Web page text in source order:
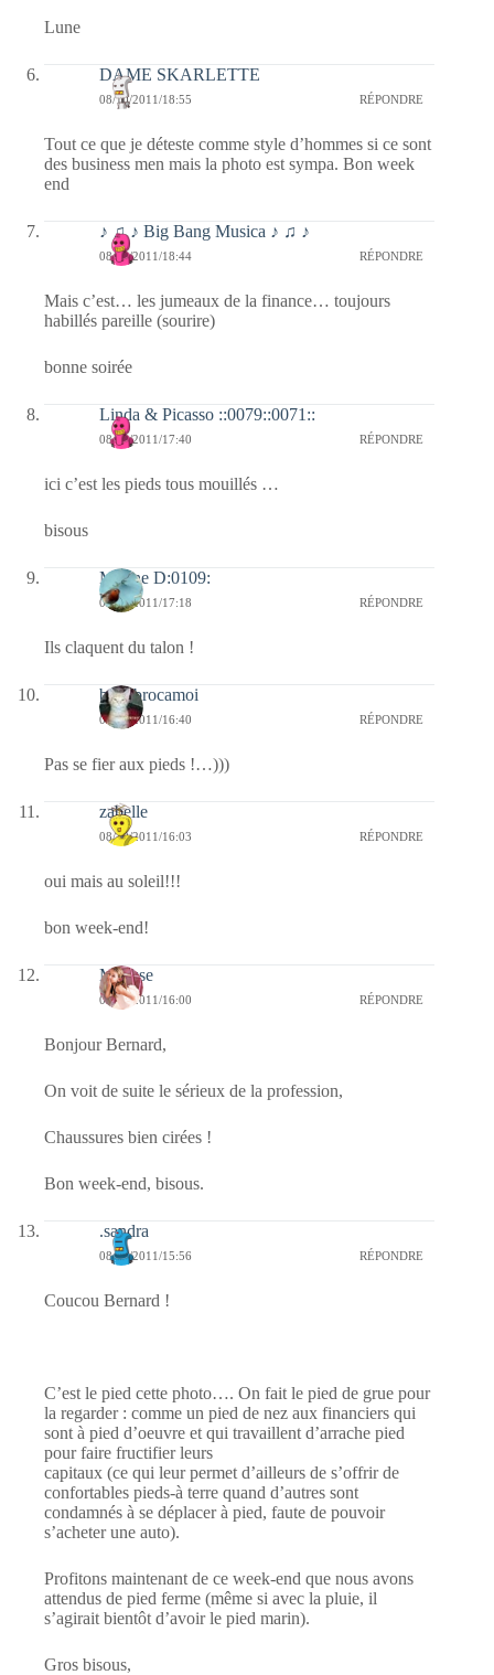
Lune
DAME SKARLETTE
08/10/2011/18:55 RÉPONDRE
Tout ce que je déteste comme style d’hommes si ce sont
des business men mais la photo est sympa. Bon week
end
♪ ♫ ♪ Big Bang Musica ♪ ♫ ♪
08/10/2011/18:44 RÉPONDRE
Mais c’est… les jumeaux de la finance… toujours
habillés pareille (sourire)
bonne soirée
Linda & Picasso ::0079::0071::
08/10/2011/17:40 RÉPONDRE
ici c’est les pieds tous mouillés …
bisous
Marine D:0109:
08/10/2011/17:18 RÉPONDRE
Ils claquent du talon !
bricabrocamoi
08/10/2011/16:40 RÉPONDRE
Pas se fier aux pieds !…)))
zabelle
08/10/2011/16:03 RÉPONDRE
oui mais au soleil!!!
bon week-end!
Mousse
08/10/2011/16:00 RÉPONDRE
Bonjour Bernard,
On voit de suite le sérieux de la profession,
Chaussures bien cirées !
Bon week-end, bisous.
.sandra
08/10/2011/15:56 RÉPONDRE
Coucou Bernard !
C’est le pied cette photo…. On fait le pied de grue pour
la regarder : comme un pied de nez aux financiers qui
sont à pied d’oeuvre et qui travaillent d’arrache pied
pour faire fructifier leurs
capitaux (ce qui leur permet d’ailleurs de s’offrir de
confortables pieds-à terre quand d’autres sont
condamnés à se déplacer à pied, faute de pouvoir
s’acheter une auto).
Profitons maintenant de ce week-end que nous avons
attendus de pied ferme (même si avec la pluie, il
s’agirait bientôt d’avoir le pied marin).
Gros bisous,